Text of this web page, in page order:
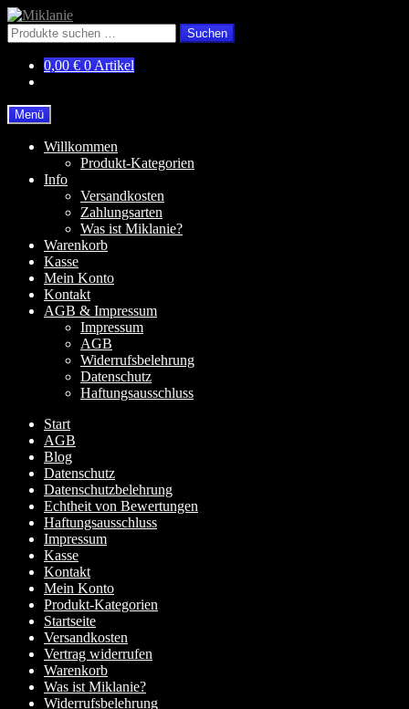
Zur
Navigation
springen
Zum
Inhalt
springen
Suchen
nach:
Suchen
0,00 € 0 Artikel
Menü
Willkommen
Produkt-Kategorien
Info
Versandkosten
Zahlungsarten
Was ist Miklanie?
Warenkorb
Kasse
Mein Konto
Kontakt
AGB & Impressum
Impressum
AGB
Widerrufsbelehrung
Datenschutz
Haftungsausschluss
Start
AGB
Blog
Datenschutz
Datenschutzbelehrung
Echtheit von Bewertungen
Haftungsausschluss
Impressum
Kasse
Kontakt
Mein Konto
Produkt-Kategorien
Startseite
Versandkosten
Vertrag widerrufen
Warenkorb
Was ist Miklanie?
Widerrufsbelehrung